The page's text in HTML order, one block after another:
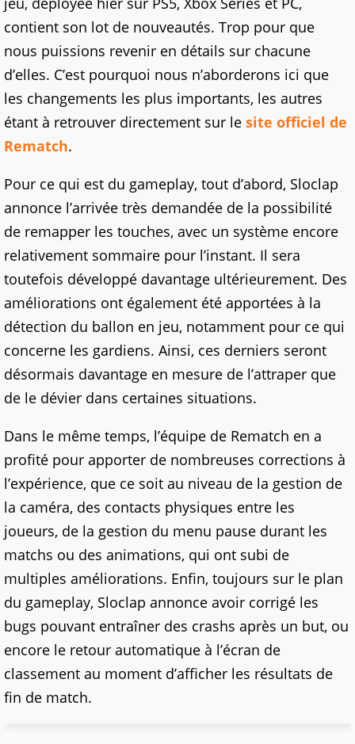
contient son lot de nouveautés. Trop pour que
nous puissions revenir en détails sur chacune
d’elles. C’est pourquoi nous n’aborderons ici que
les changements les plus importants, les autres
étant à retrouver directement sur le site officiel de
Rematch.
Pour ce qui est du gameplay, tout d’abord, Sloclap
annonce l’arrivée très demandée de la possibilité
de remapper les touches, avec un système encore
relativement sommaire pour l’instant. Il sera
toutefois développé davantage ultérieurement. Des
améliorations ont également été apportées à la
détection du ballon en jeu, notamment pour ce qui
concerne les gardiens. Ainsi, ces derniers seront
désormais davantage en mesure de l’attraper que
de le dévier dans certaines situations.
Dans le même temps, l’équipe de Rematch en a
profité pour apporter de nombreuses corrections à
l’expérience, que ce soit au niveau de la gestion de
la caméra, des contacts physiques entre les
joueurs, de la gestion du menu pause durant les
matchs ou des animations, qui ont subi de
multiples améliorations. Enfin, toujours sur le plan
du gameplay, Sloclap annonce avoir corrigé les
bugs pouvant entraîner des crashs après un but, ou
encore le retour automatique à l’écran de
classement au moment d’afficher les résultats de
fin de match.